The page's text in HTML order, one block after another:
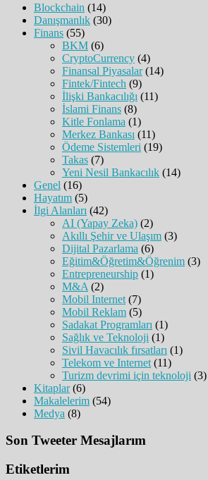
Blockchain (14)
Danışmanlık (30)
Finans (55)
BKM (6)
CryptoCurrency (4)
Finansal Piyasalar(14)
Fintek/Fintech (9)
İlişki Bankacılığı (11)
İslami Finans (8)
Kitle Fonlama (1)
Merkez Bankası (11)
Ödeme Sistemleri (19)
Takas (7)
Yeni Nesil Bankacılık (14)
Genel (16)
Hayatım (5)
İlgi Alanları (42)
AI (Yapay Zeka) (2)
Akıllı Şehir ve Ulaşım (3)
Dijital Pazarlama (6)
Eğitim&Öğretim&Öğrenim (3)
Entrepreneurship (1)
M&A (2)
Mobil Internet (7)
Mobil Reklam (5)
Sadakat Programları (1)
Sağlık ve Teknoloji (1)
Sivil Havacılık fırsatları (1)
Telekom ve Internet (11)
Turizm devrimi için teknoloji (3)
Kitaplar(6)
Makalelerim (54)
Medya (8)
Son Tweeter Mesajlarım
Etiketlerim